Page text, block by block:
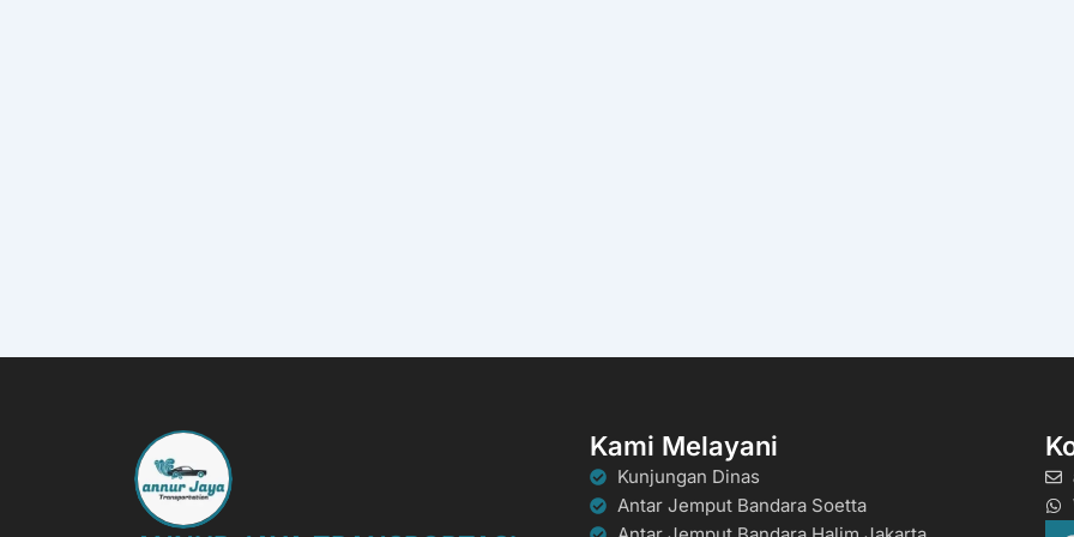
Kami Melayani
Kunjungan Dinas
Antar Jemput Bandara Soetta